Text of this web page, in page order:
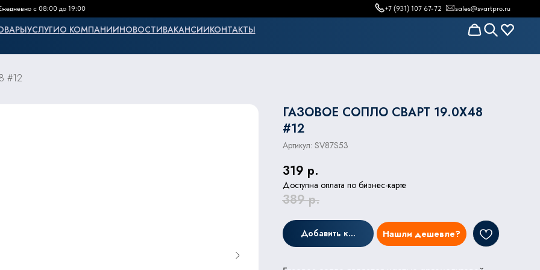
с 08:00 до 19:00 +7 (931) 107 67-72 sales@svartpro.ru
УСЛУГИО КОМПАНИИНОВОСТИВАКАНСИИКОНТАКТЫ
#12
ГАЗОВОЕ СОПЛО СВАРТ 19.0X48
#12
Артикул: SV87S53
319 р.
Доступна оплата по бизнес-карте
389 р.
Добавить к заказу Нашли дешевле?